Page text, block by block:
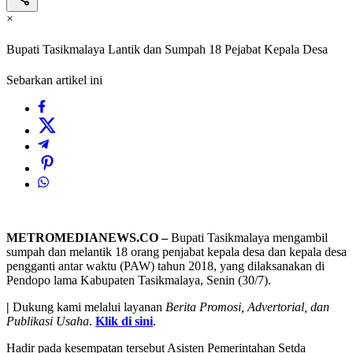
×
Bupati Tasikmalaya Lantik dan Sumpah 18 Pejabat Kepala Desa
Sebarkan artikel ini
METROMEDIANEWS.CO –Bupati Tasikmalaya mengambil
sumpah dan melantik 18 orang penjabat kepala desa dan kepala desa
pengganti antar waktu (PAW) tahun 2018, yang dilaksanakan di
Pendopo lama Kabupaten Tasikmalaya, Senin (30/7).
| Dukung kami melalui layanan Berita Promosi, Advertorial, dan
Publikasi Usaha. Klik di sini.
Hadir pada kesempatan tersebut Asisten Pemerintahan Setda